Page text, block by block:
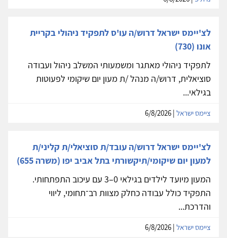
לצ'יימס ישראל דרוש/ה עו'ס לתפקיד ניהולי בקריית
אונו (730)
לתפקיד ניהולי מאתגר ומשמעותי המשלב ניהול ועבודה
סוציאלית, דרוש/ה מנהל /ת מעון יום שיקומי לפעוטות
בגילאי...
ציימס ישראל
לצ'יימס ישראל דרוש/ה עובד/ת סוציאלי/ת קליני/ת
למעון יום שיקומי/תיקשורתי בתל אביב יפו (משרה 655)
המעון מיועד לילדים בגילאי 0–3 עם עיכוב התפתחותי.
התפקיד כולל עבודה כחלק מצוות רב־תחומי, ליווי
והדרכת...
ציימס ישראל